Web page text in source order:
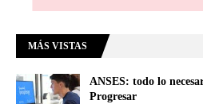
MÁS VISTAS
ANSES: todo lo
Progresar